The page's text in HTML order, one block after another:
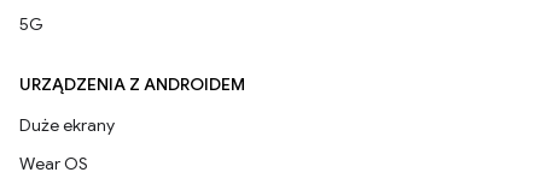
5G
URZĄDZENIA Z ANDROIDEM
Duże ekrany
Wear OS